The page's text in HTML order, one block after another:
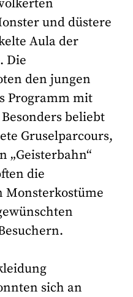
und düstere
Aula der
Die
den jungen
Programm mit
beliebt
Gruselparcours,
„Geisterbahn“
die
sich an